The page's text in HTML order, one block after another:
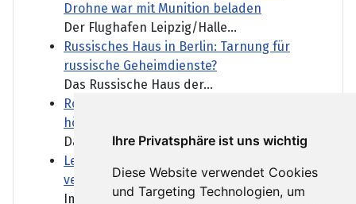
Ihre Privatsphäre ist uns wichtig
Diese Website verwendet Cookies
und Targeting Technologien, um
Drohne war mit Munition beladen
Der Flughafen Leipzig/Halle...
Russisches Haus in Berlin: Tarnung für
russische Geheimdienste?
Das Russische Haus der...
Robert Koch-Institut: Zahl der Hitzetoten
höher als angenommen
Das Robert Koch-Institut hat...
Lebenslange Haft nach Auto-Anschlag auf
ver.di-Demo in München
Im Prozess um den tödlichen...